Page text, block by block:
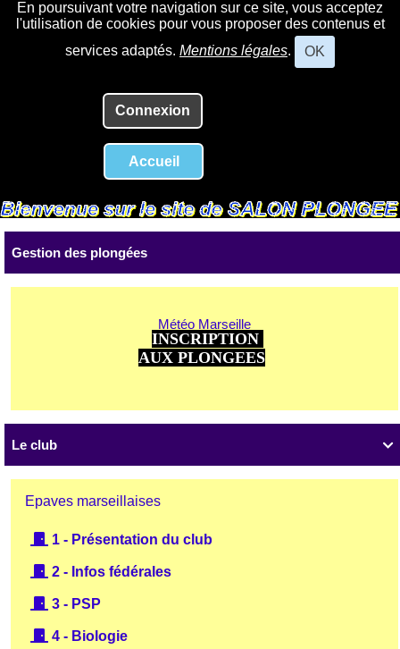
En poursuivant votre navigation sur ce site, vous acceptez
l'utilisation de cookies pour vous proposer des contenus et
services adaptés. Mentions légales. OK
Connexion
Accueil
Gestion des plongées
Météo Marseille
INSCRIPTION
AUX PLONGEES

Le club
Epaves marseillaises
1 - Présentation du club
2 - Infos fédérales
3 - PSP
4 - Biologie